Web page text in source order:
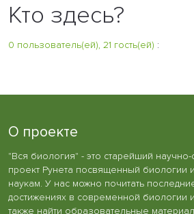
Кто здесь?
0 пользователь(ей), 21 гость(ей) :
О проекте
"Вся биология" - это старейший
проект Рунета посвященный биологии
наукам. У нас можно почитать
достижениях в современной биологии
также найти образовательные